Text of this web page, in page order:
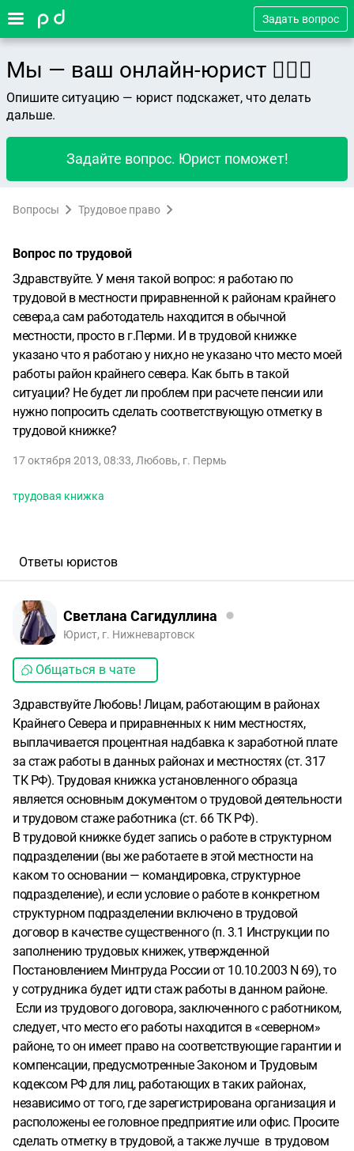
Задать вопрос
Мы — ваш онлайн-юрист 👨🏻‍⚖️
Опишите ситуацию — юрист подскажет, что делать
дальше.
Задайте вопрос. Юрист поможет!
Вопросы Трудовое право
Вопрос по трудовой
Здравствуйте. У меня такой вопрос: я работаю по
трудовой в местности приравненной к районам крайнего
севера,а сам работодатель находится в обычной
местности, просто в г.Перми. И в трудовой книжке
указано что я работаю у них,но не указано что место моей
работы район крайнего севера. Как быть в такой
ситуации? Не будет ли проблем при расчете пенсии или
нужно попросить сделать соответствующую отметку в
трудовой книжке?
17 октября 2013, 08:33, Любовь, г. Пермь
трудовая книжка
Ответы юристов
Светлана Сагидуллина
Юрист, г. Нижневартовск
Общаться в чате
Здравствуйте Любовь! Лицам, работающим в районах
Крайнего Севера и приравненных к ним местностях,
выплачивается процентная надбавка к заработной плате
за стаж работы в данных районах и местностях (ст. 317
ТК РФ). Трудовая книжка установленного образца
является основным документом о трудовой деятельности
и трудовом стаже работника (ст. 66 ТК РФ).
В трудовой книжке будет запись о работе в структурном
подразделении (вы же работаете в этой местности на
каком то основании — командировка, структурное
подразделение), и если условие о работе в конкретном
структурном подразделении включено в трудовой
договор в качестве существенного (п. 3.1 Инструкции по
заполнению трудовых книжек, утвержденной
Постановлением Минтруда России от 10.10.2003 N 69), то
у сотрудника будет идти стаж работы в данном районе.
Если из трудового договора, заключенного с работником,
следует, что место его работы находится в «северном»
районе, то он имеет право на соответствующие гарантии и
компенсации, предусмотренные Законом и Трудовым
кодексом РФ для лиц, работающих в таких районах,
независимо от того, где зарегистрирована организация и
расположены ее головное предприятие или офис. Просите
сделать отметку в трудовой, а также лучше в трудовом